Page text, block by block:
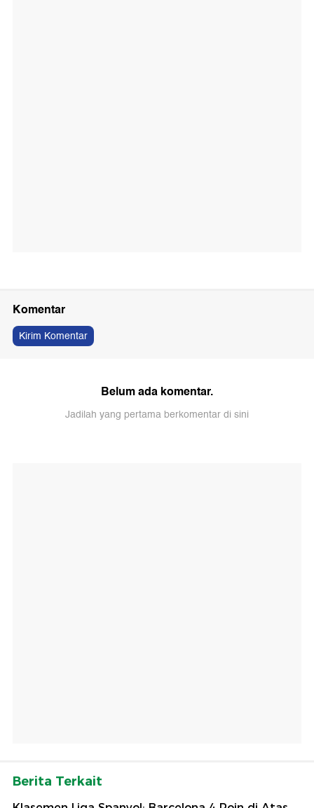
Komentar
Kirim Komentar
Belum ada komentar.
Jadilah yang pertama berkomentar di sini
Berita Terkait